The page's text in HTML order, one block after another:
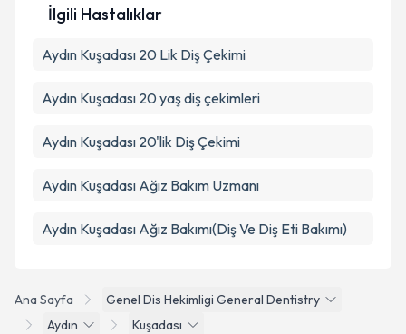
Ana Sayfa
Genel Dis Hekimligi General Dentistry
Aydın
Kuşadası
İlgili Hastalıklar
Aydın Kuşadası 20 Lik Diş Çekimi
Aydın Kuşadası 20 yaş diş çekimleri
Aydın Kuşadası 20'lik Diş Çekimi
Aydın Kuşadası Ağız Bakım Uzmanı
Aydın Kuşadası Ağız Bakımı(Diş Ve Diş Eti Bakımı)